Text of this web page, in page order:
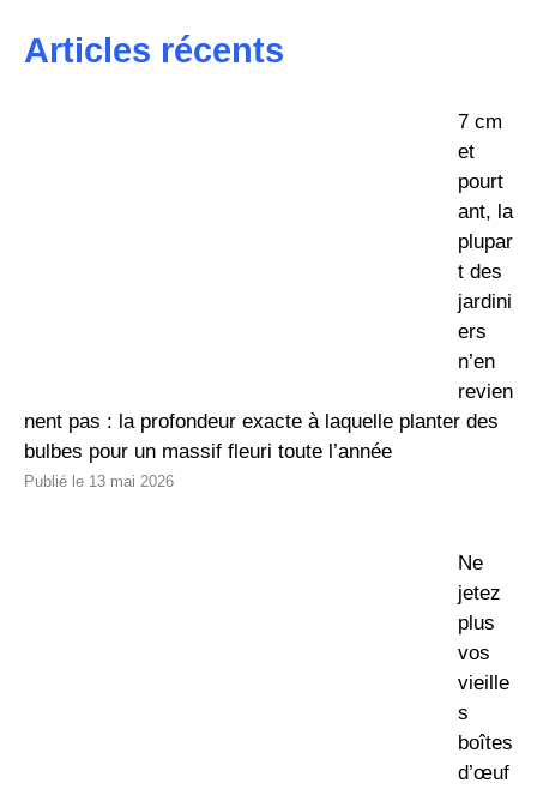
Articles récents
7 cm
et
pourt
ant, la
plupar
t des
jardini
ers
n’en
revien
nent pas : la profondeur exacte à laquelle planter des
bulbes pour un massif fleuri toute l’année
13 mai 2026
Ne
jetez
plus
vos
vieille
s
boîtes
d’œuf